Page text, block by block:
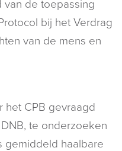
de toepassing
bij het Verdrag
van de mens en
het CPB gevraagd
te onderzoeken
gemiddeld haalbare